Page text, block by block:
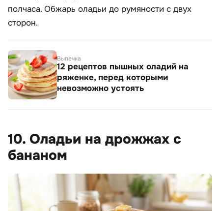
полчаса. Обжарь оладьи до румяности с двух
сторон.
Выпечка
12 рецептов пышных оладий на
ряженке, перед которыми
невозможно устоять
10. Оладьи на дрожжах с
бананом